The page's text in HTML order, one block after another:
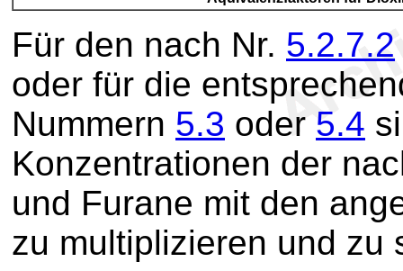
Für den nach Nr. 5.2.7.2
oder für die
Nummern 5.3 oder 5.4
Konzentrationen der
und Furane mit den
zu multiplizieren und zu